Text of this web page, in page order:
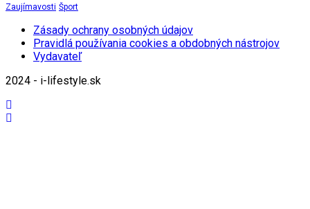
Zaujímavosti Šport
Zásady ochrany osobných údajov
Pravidlá používania cookies a obdobných nástrojov
Vydavateľ
2024 - i-lifestyle.sk